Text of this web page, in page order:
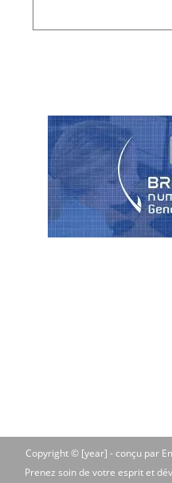
Copyright © [year] -conçu par
Prenez soin de votre esprit et